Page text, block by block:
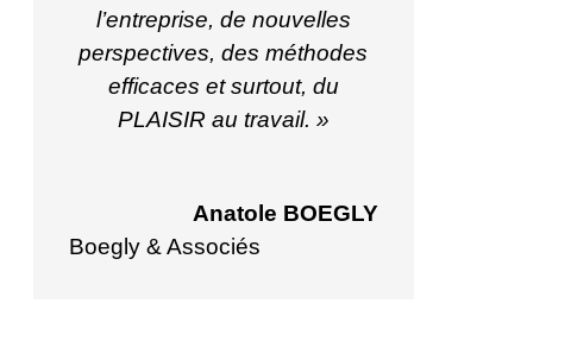
l’entreprise, de nouvelles
perspectives, des méthodes
efficaces et surtout, du
PLAISIR au travail. »
Anatole BOEGLY
Boegly & Associés